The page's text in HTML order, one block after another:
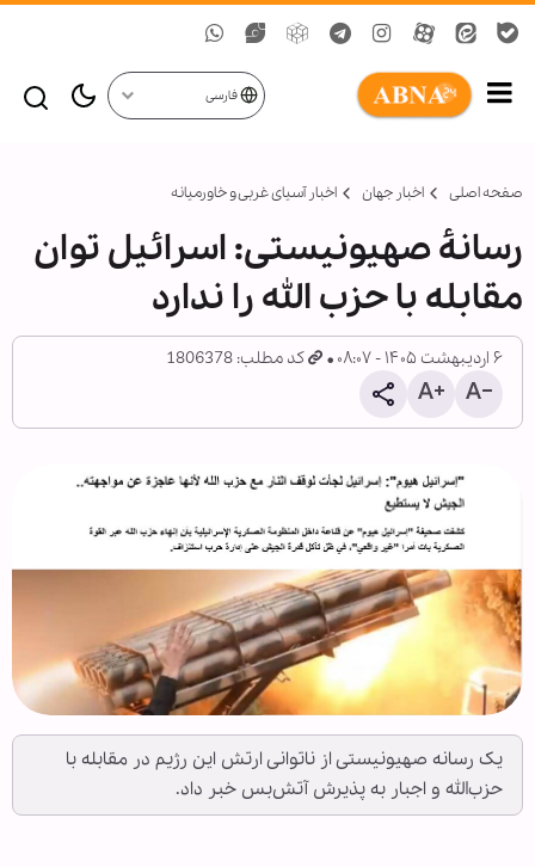
فارسی
صفحه اصلی اخبار جهان اخبار آسیای غربی و خاورمیانه
رسانۀ صهیونیستی: اسرائیل توان
مقابله با حزب الله را ندارد
۶ اردیبهشت ۱۴۰۵ - ۰۸:۰۷ کد مطلب: 1806378
یک رسانه صهیونیستی از ناتوانی ارتش این رژیم در مقابله با
حزب‌الله و اجبار به پذیرش آتش‌بس خبر داد.